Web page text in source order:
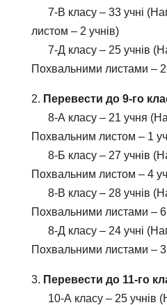
7-В класу – 33 учні
листом – 2 учнів)
7-Д класу – 25 учнів
Похвальними листами – 2
2. Перевести до 9-го
8-А класу – 21 учня
Похвальним листом – 1
8-Б класу – 27 учнів
Похвальним листом – 4
8-В класу – 28 учнів
Похвальними листами – 6
8-Д класу – 24 учні
Похвальними листами – 3
3. Перевести до 11-го
10-А класу – 25 учнів